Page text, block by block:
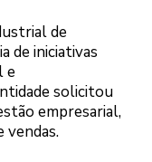
de
de iniciativas
e
solicitou
empresarial,
vendas.